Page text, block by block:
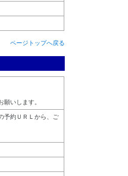
ページトップへ戻る
いします。
予約ＵＲＬから、ご